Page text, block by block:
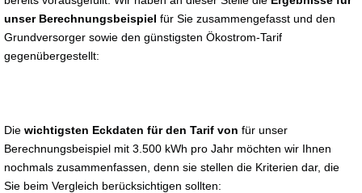
unser Berechnungsbeispiel für Sie zusammengefasst und den
Grundversorger sowie den günstigsten Ökostrom-Tarif
gegenübergestellt:
Die wichtigsten Eckdaten für den Tarif von für unser
Berechnungsbeispiel mit 3.500 kWh pro Jahr möchten wir Ihnen
nochmals zusammenfassen, denn sie stellen die Kriterien dar, die
Sie beim Vergleich berücksichtigen sollten: